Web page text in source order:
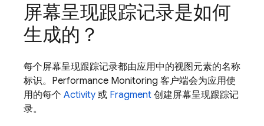
屏幕呈现跟踪记录是如何
生成的？
每个屏幕呈现跟踪记录都由应用中的视图元素的名称
标识。 Performance Monitoring 客户端会为应用使
用的每个 Activity 或 Fragment 创建屏幕呈现跟踪记
录。